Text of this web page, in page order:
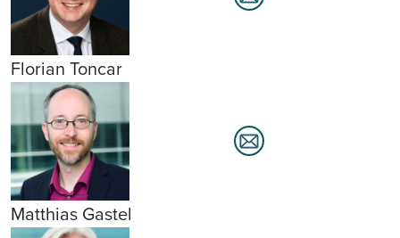
Florian Toncar
Matthias Gastel